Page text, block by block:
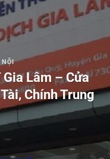
NỘI
Lâm – Cửa
Chính Trung